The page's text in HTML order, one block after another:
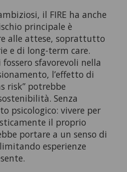
il FIRE ha anche
principale è
alle attese, soprattutto
e di long-term care.
sfavorevoli nella
l’effetto di
risk” potrebbe
Senza
psicologico: vivere per
il proprio
portare a un senso di
esperienze